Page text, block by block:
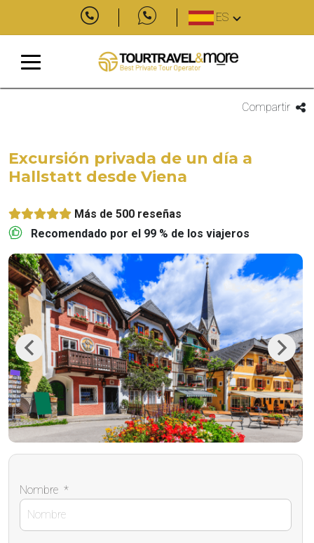
ES
Compartir
Excursión privada de un día a
Hallstatt desde Viena
Más de 500 reseñas
Recomendado por el 99 % de los viajeros
Previous Next
Nombre *